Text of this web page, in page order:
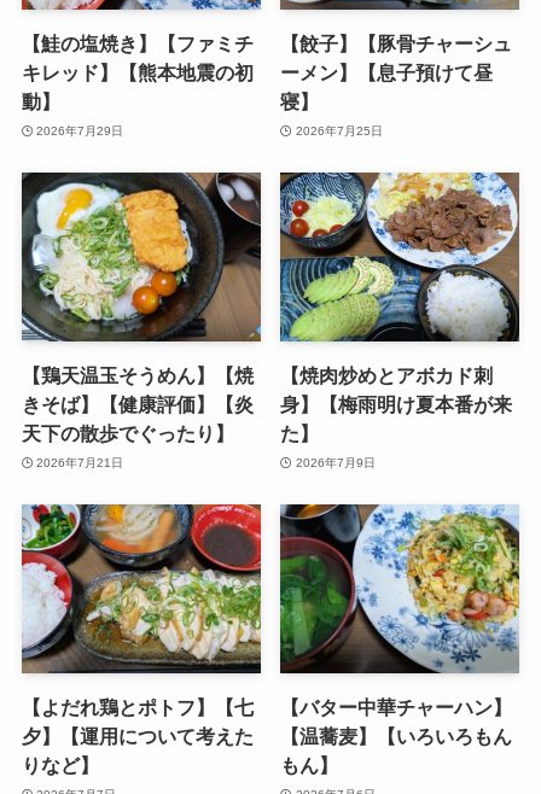
【鮭の塩焼き】【ファミチ
キレッド】【熊本地震の初
動】
2026年7月29日
【餃子】【豚骨チャーシュ
ーメン】【息子預けて昼
寝】
2026年7月25日
【鶏天温玉そうめん】【焼
きそば】【健康評価】【炎
天下の散歩でぐったり】
2026年7月21日
【焼肉炒めとアボカド刺
身】【梅雨明け夏本番が来
た】
2026年7月9日
【よだれ鶏とポトフ】【七
夕】【運用について考えた
りなど】
【バター中華チャーハン】
【温蕎麦】【いろいろもん
もん】